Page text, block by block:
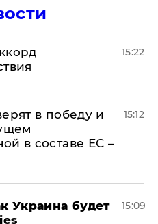
15:22
в победу и
в составе ЕС –
15:12
Украина будет
15:09